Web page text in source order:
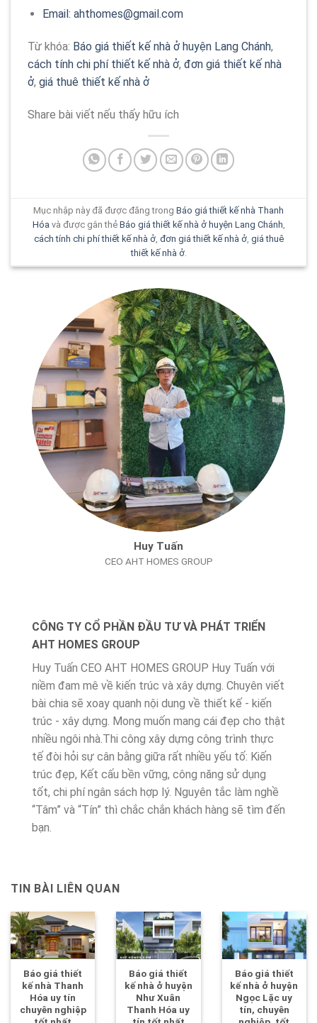
Email: ahthomes@gmail.com
Từ khóa: Báo giá thiết kế nhà ở huyện Lang Chánh,
cách tính chi phí thiết kế nhà ở, đơn giá thiết kế nhà
ở, giá thuê thiết kế nhà ở
Share bài viết nếu thấy hữu ích
Mục nhập này đã được đăng trong Báo giá thiết kế nhà Thanh
Hóa và được gắn thẻ Báo giá thiết kế nhà ở huyện Lang Chánh
cách tính chi phí thiết kế nhà ở, đơn giá thiết kế nhà ở, giá thuê
thiết kế nhà ở.
Huy Tuấn
CEO AHT HOMES GROUP
CÔNG TY CỔ PHẦN ĐẦU TƯ VÀ PHÁT TRIỂN
AHT HOMES GROUP
Huy Tuấn CEO AHT HOMES GROUP Huy Tuấn với
niềm đam mê về kiến trúc và xây dựng. Chuyên viết
bài chia sẽ xoay quanh nội dung về thiết kế - kiến
trúc - xây dựng. Mong muốn mang cái đẹp cho thật
nhiều ngôi nhà.Thi công xây dựng công trình thực
tế đòi hỏi sự cân bằng giữa rất nhiều yếu tố: Kiến
trúc đẹp, Kết cấu bền vững, công năng sử dụng
tốt, chi phí ngân sách hợp lý. Nguyên tắc làm nghề
“Tâm” và “Tín” thì chắc chắn khách hàng sẽ tìm đến
bạn.
TIN BÀI LIÊN QUAN
Báo giá thiết
kế nhà Thanh
Hóa uy tín
chuyên nghiệp
Báo giá thiết
kế nhà ở huyện
Như Xuân
Thanh Hóa uy
Báo giá thiết
kế nhà ở huyện
Ngọc Lặc uy
tín, chuyên